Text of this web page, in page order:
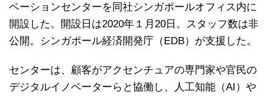
ベーションセンターを同社シンガポールオフィス内に
開設した。開設日は2020年１月20日。スタッフ数は非
公開。シンガポール経済開発庁（EDB）が支援した。
センターは、顧客がアクセンチュアの専門家や官民の
デジタルイノベーターらと協働し、人工知能（AI）や